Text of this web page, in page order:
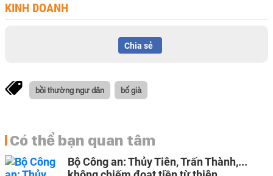
KINH DOANH
Chia sẻ
bồi thường ngư dân bố già
Có thể bạn quan tâm
Bộ Công an: Thủy Tiên, Trấn Thành,...